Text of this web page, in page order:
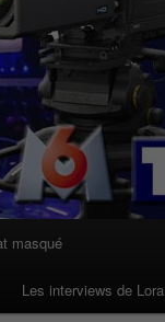
masqué
Les interviews de Lora